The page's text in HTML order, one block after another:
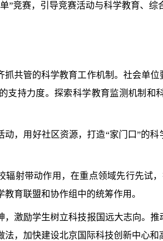
”竞赛，引导竞赛活动与科学教育、
管的科学教育工作机制。社会单位
支持力度。探索科学教育监测机制
用好社区资源，打造“家门口”的科
带动作用，在重点领域先行先试，
育联盟和协作组中的统筹作用。
励学生树立科技报国远大志向。推
，加快建设北京国际科技创新中心和